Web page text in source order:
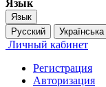
Язык
Язык
Русский
Українська
Личный кабинет
Регистрация
Авторизация